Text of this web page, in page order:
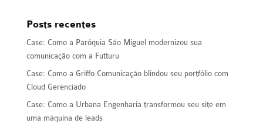
Posts recentes
Case: Como a Paróquia São Miguel modernizou sua
comunicação com a Futturu
Case: Como a Griffo Comunicação blindou seu portfólio com
Cloud Gerenciado
Case: Como a Urbana Engenharia transformou seu site em
uma máquina de leads